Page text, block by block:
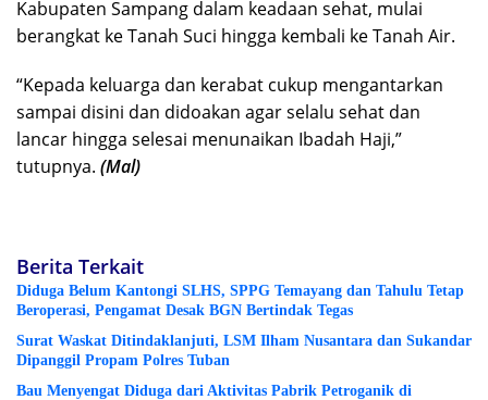
Kabupaten Sampang dalam keadaan sehat, mulai
berangkat ke Tanah Suci hingga kembali ke Tanah Air.
“Kepada keluarga dan kerabat cukup mengantarkan
sampai disini dan didoakan agar selalu sehat dan
lancar hingga selesai menunaikan Ibadah Haji,”
tutupnya. (Mal)
Berita Terkait
Diduga Belum Kantongi SLHS, SPPG Temayang dan Tahulu Tetap
Beroperasi, Pengamat Desak BGN Bertindak Tegas
Surat Waskat Ditindaklanjuti, LSM Ilham Nusantara dan Sukandar
Dipanggil Propam Polres Tuban
Bau Menyengat Diduga dari Aktivitas Pabrik Petroganik di